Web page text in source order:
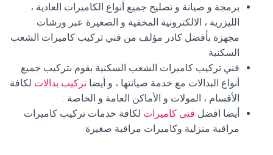
برمجة و صيانة و تصليح جميع أنواع الكاميرات العادية ،
الليزرية ، الالكترونية المخفية و الصغيرة عبر ورشات
مجهزة بأفضل كادر مؤلف من فني تركيب كاميرات الشعب
السكنية .
فني تركيب كاميرات الشعب السكنية بقوم بتركيب جميع
أنواع البدالات مع خدمة صيانتها ، و أيضا تركيب بدالات لكافة
الأقسام ، المولات و الأماكن العامة و الخاصة .
أيضا افضل فني كاميرات لكافة خدمات تركيب كاميرات
مراقبة منزلية وكاميرات مراقبة صغيرة